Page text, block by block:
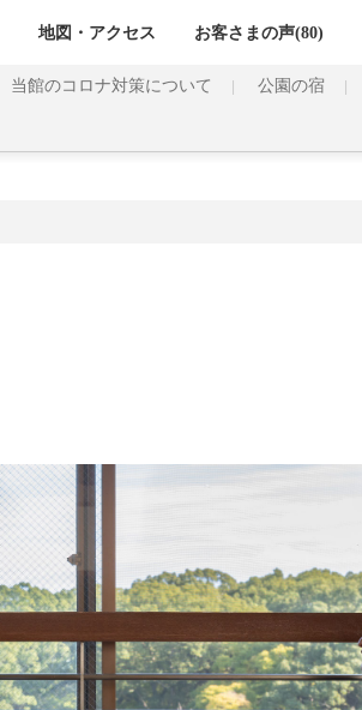
地図・アクセス お客さまの声(80)
当館のコロナ対策について 公園の宿